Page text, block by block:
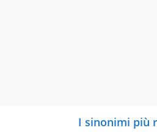
I sinonimi più